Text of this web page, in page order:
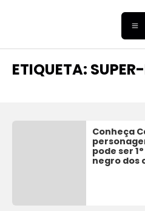
ETIQUETA:
Conheça
pode ser
negro dos